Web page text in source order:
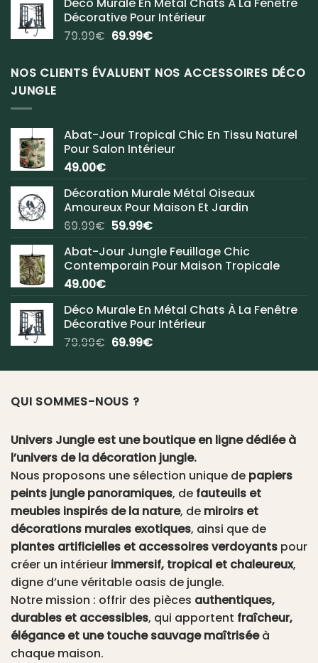
Déco Murale En Métal Chats À La Fenêtre
Décorative Pour Intérieur
79.99€ Le
initial
était :
69.99€Le
actuel
est :
NOS CLIENTS ÉVALUENT NOS ACCESSOIRES DÉCO
JUNGLE
Abat-Jour Tropical Chic En Tissu Naturel
Pour Salon Intérieur
49.00€
Décoration Murale Métal Oiseaux
Amoureux Pour Maison Et Jardin
69.99€ Le
initial
était :
59.99€Le
actuel
est :
Abat-Jour Jungle Feuillage Chic
Contemporain Pour Maison Tropicale
49.00€
Déco Murale En Métal Chats À La Fenêtre
Décorative Pour Intérieur
79.99€ Le
initial
79.99€.
69.99€Le
actuel
QUI SOMMES-NOUS ?
Univers Jungle est une boutique en ligne dédiée à
l’univers de la décoration jungle.
Nous proposons une sélection unique de papiers
peints jungle panoramiques, de fauteuils et
meubles inspirés de la nature, de miroirs et
décorations murales exotiques, ainsi que de
plantes artificielles et accessoires verdoyants pour
créer un intérieur immersif, tropical et chaleureux,
digne d’une véritable oasis de jungle.
Notre mission : offrir des pièces authentiques,
durables et accessibles, qui apportent fraîcheur,
élégance et une touche sauvage maîtriséeà
chaque maison.